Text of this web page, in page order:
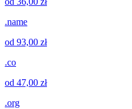
.name
od 93,00 zł
.co
od 47,00 zł
.org